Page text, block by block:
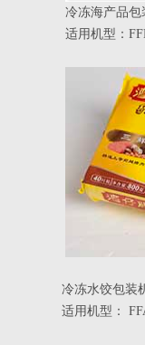
冷冻
适用机型
冷冻
适用机型：